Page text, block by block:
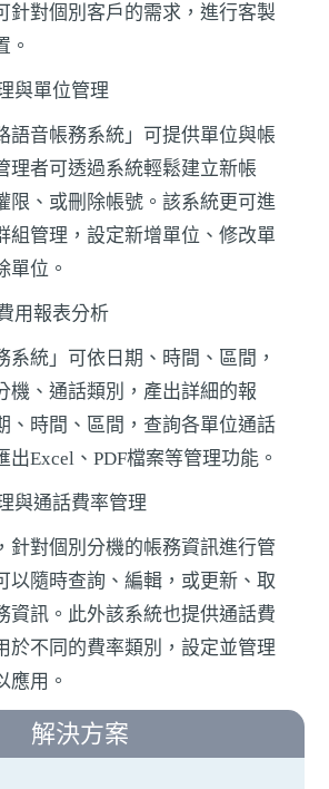
針對個別客戶的需求，進行客製
。
與單位管理
語音帳務系統」可提供單位與帳
理者可透過系統輕鬆建立新帳
限、或刪除帳號。該系統更可進
組管理，設定新增單位、修改單
單位。
用報表分析
系統」可依日期、時間、區間，
機、通話類別，產出詳細的報
、時間、區間，查詢各單位通話
出Excel、PDF檔案等管理功能。
與通話費率管理
針對個別分機的帳務資訊進行管
以隨時查詢、編輯，或更新、取
資訊。此外該系統也提供通話費
於不同的費率類別，設定並管理
應用。
解決方案